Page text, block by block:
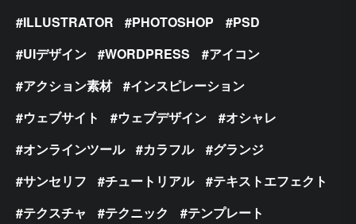
ILLUSTRATOR
PHOTOSHOP
PSD
UIデザイン
WORDPRESS
アイコン
アクション素材
インスピレーション
ウェブサイト
ウェブデザイン
オシャレ
オンラインツール
カラフル
グランジ
サンセリフ
チュートリアル
テキストエフェクト
テクスチャ
テクニック
テンプレート